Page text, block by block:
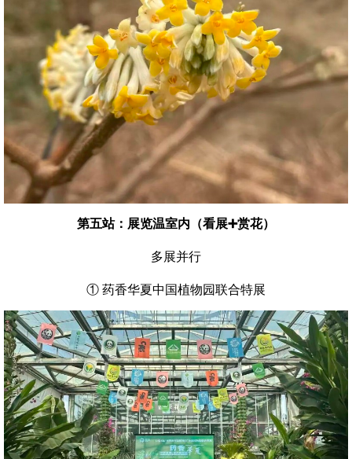
第五站：展览温室内（看展➕赏花）
多展并行
① 药香华夏中国植物园联合特展